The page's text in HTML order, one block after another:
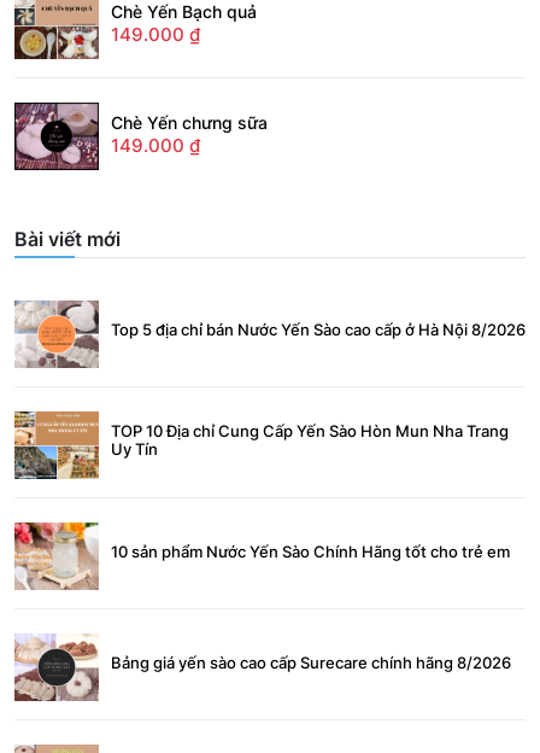
Chè Yến Bạch quả
149.000 ₫
Chè Yến chưng sữa
149.000 ₫
Bài viết mới
Top 5 địa chỉ bán Nước Yến Sào cao cấp ở Hà Nội 8/2026
TOP 10 Địa chỉ Cung Cấp Yến Sào Hòn Mun Nha Trang
Uy Tín
10 sản phẩm Nước Yến Sào Chính Hãng tốt cho trẻ em
Bảng giá yến sào cao cấp Surecare chính hãng 8/2026